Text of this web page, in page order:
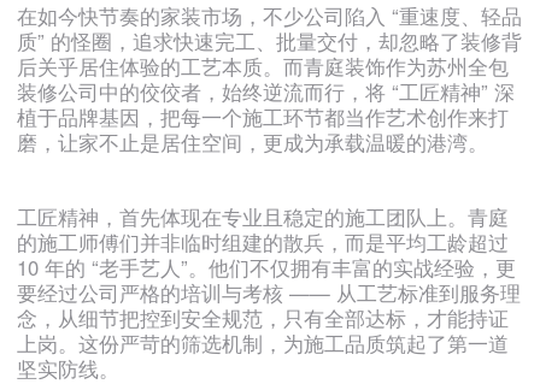
在如今快节奏的家装市场，不少公司陷入 “重速度、轻品
质” 的怪圈，追求快速完工、批量交付，却忽略了装修背
后关乎居住体验的工艺本质。而青庭装饰作为苏州全包
装修公司中的佼佼者，始终逆流而行，将 “工匠精神” 深
植于品牌基因，把每一个施工环节都当作艺术创作来打
磨，让家不止是居住空间，更成为承载温暖的港湾。
工匠精神，首先体现在专业且稳定的施工团队上。青庭
的施工师傅们并非临时组建的散兵，而是平均工龄超过
10 年的 “老手艺人”。他们不仅拥有丰富的实战经验，更
要经过公司严格的培训与考核 —— 从工艺标准到服务理
念，从细节把控到安全规范，只有全部达标，才能持证
上岗。这份严苛的筛选机制，为施工品质筑起了第一道
坚实防线。